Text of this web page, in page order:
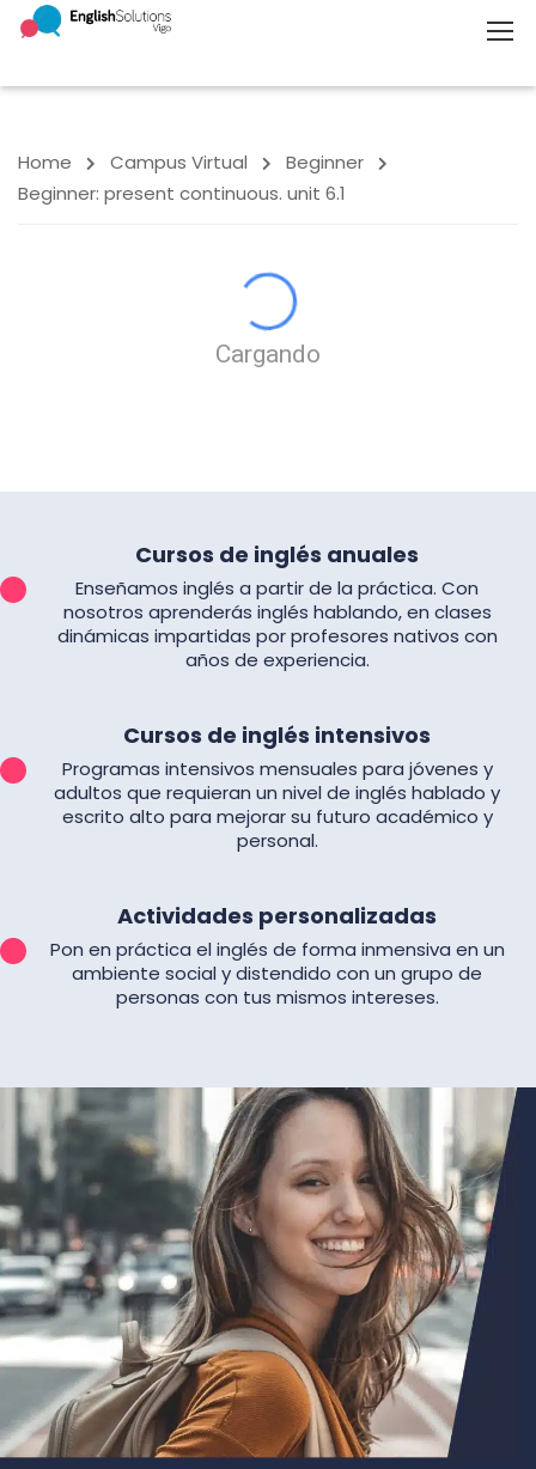
Home Campus Virtual
Beginner
Beginner: present continuous. unit 6.1
Cargando
Cursos de inglés anuales
Enseñamos inglés a partir de la práctica. Con
nosotros aprenderás inglés hablando, en clases
dinámicas impartidas por profesores nativos con
años de experiencia.
Cursos de inglés intensivos
Programas intensivos mensuales para jóvenes y
adultos que requieran un nivel de inglés hablado y
escrito alto para mejorar su futuro académico y
personal.
Actividades personalizadas
Pon en práctica el inglés de forma inmensiva en un
ambiente social y distendido con un grupo de
personas con tus mismos intereses.